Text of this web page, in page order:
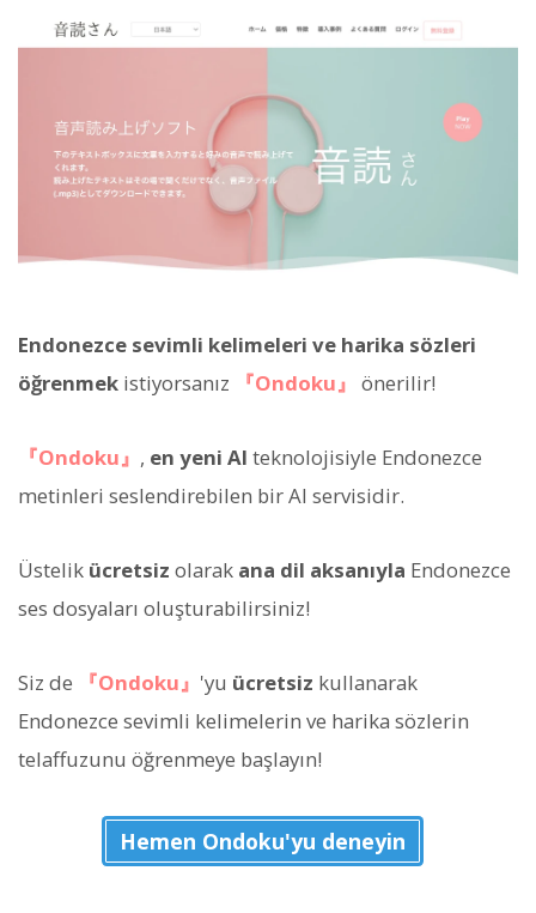
Endonezce sevimli kelimeleri ve harika sözleri
öğrenmek istiyorsanız 『Ondoku』 önerilir!
『Ondoku』 , en yeni AI teknolojisiyle Endonezce
metinleri seslendirebilen bir AI servisidir.
Üstelik ücretsiz olarak ana dil aksanıyla Endonezce
ses dosyaları oluşturabilirsiniz!
Siz de 『Ondoku』 'yu ücretsiz kullanarak
Endonezce sevimli kelimelerin ve harika sözlerin
telaffuzunu öğrenmeye başlayın!
Hemen Ondoku'yu deneyin